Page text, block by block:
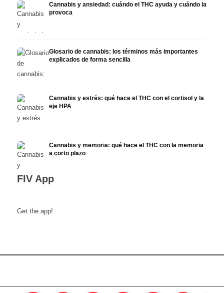
Cannabis y ansiedad: cuándo el THC ayuda y cuándo la
provoca
Glosario de cannabis: los términos más importantes
explicados de forma sencilla
Cannabis y estrés: qué hace el THC con el cortisol y la
eje HPA
Cannabis y memoria: qué hace el THC con la memoria
a corto plazo
FIV App
Get the app!